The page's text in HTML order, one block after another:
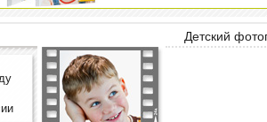
Детский